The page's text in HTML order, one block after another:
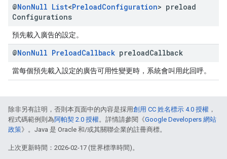
@NonNull List<PreloadConfiguration> preload
Configurations
預先載入廣告的設定。
@NonNull PreloadCallback preloadCallback
當每個預先載入設定的廣告可用性變更時，系統會叫用此回呼。
除非另有註明，否則本頁面中的內容是採用創用 CC 姓名標示 4.0 授權 ，
程式碼範例則為阿帕契 2.0 授權。詳情請參閱《Google Developers 網站
政策》。Java 是 Oracle 和/或其關聯企業的註冊商標。
上次更新時間：2026-02-17 (世界標準時間)。